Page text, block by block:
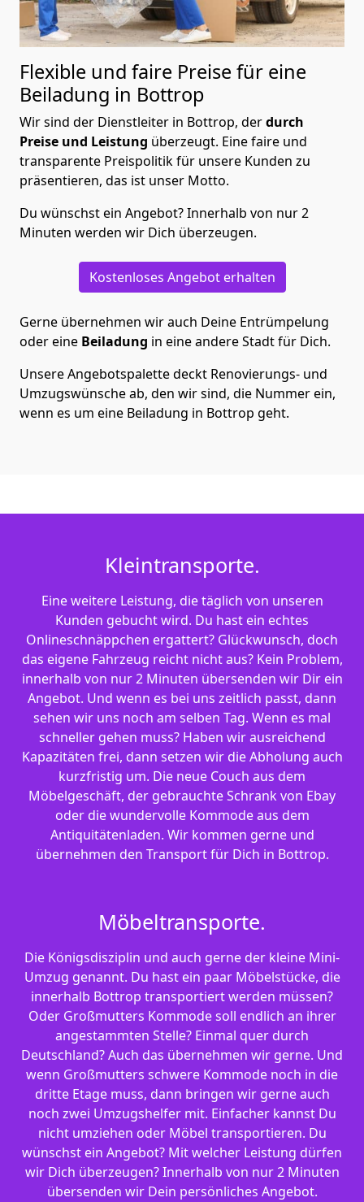
Flexible und faire Preise für eine
Beiladung in Bottrop
Wir sind der Dienstleiter in Bottrop, derdurch
Preise und Leistung überzeugt. Eine faire und
transparente Preispolitik für unsere Kunden zu
präsentieren, das ist unser Motto.
Du wünschst ein Angebot? Innerhalb von nur 2
Minuten werden wir Dich überzeugen.
Kostenloses Angebot erhalten
Gerne übernehmen wir auch Deine Entrümpelung
oder eine Beiladung in eine andere Stadt für Dich.
Unsere Angebotspalette deckt Renovierungs- und
Umzugswünsche ab, den wir sind, die Nummer ein,
wenn es um eine Beiladung in Bottrop geht.
Kleintransporte.
Eine weitere Leistung, die täglich von unseren
Kunden gebucht wird. Du hast ein echtes
Onlineschnäppchen ergattert? Glückwunsch, doch
das eigene Fahrzeug reicht nicht aus? Kein Problem,
innerhalb von nur 2 Minuten übersenden wir Dir ein
Angebot. Und wenn es bei uns zeitlich passt, dann
sehen wir uns noch am selben Tag. Wenn es mal
schneller gehen muss? Haben wir ausreichend
Kapazitäten frei, dann setzen wir die Abholung auch
kurzfristig um. Die neue Couch aus dem
Möbelgeschäft, der gebrauchte Schrank von Ebay
oder die wundervolle Kommode aus dem
Antiquitätenladen. Wir kommen gerne und
übernehmen den Transport für Dich in Bottrop.
Möbeltransporte.
Die Königsdisziplin und auch gerne der kleine Mini-
Umzug genannt. Du hast ein paar Möbelstücke, die
innerhalb Bottrop transportiert werden müssen?
Oder Großmutters Kommode soll endlich an ihrer
angestammten Stelle? Einmal quer durch
Deutschland? Auch das übernehmen wir gerne. Und
wenn Großmutters schwere Kommode noch in die
dritte Etage muss, dann bringen wir gerne auch
noch zwei Umzugshelfer mit. Einfacher kannst Du
nicht umziehen oder Möbel transportieren. Du
wünschst ein Angebot? Mit welcher Leistung dürfen
wir Dich überzeugen? Innerhalb von nur 2 Minuten
übersenden wir Dein persönliches Angebot.